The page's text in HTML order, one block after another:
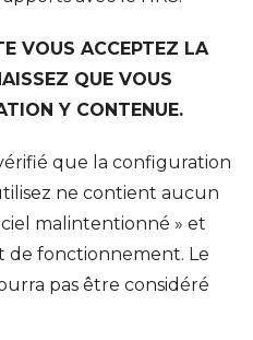
VOUS ACCEPTEZ LA
QUE VOUS
Y CONTENUE.
que la configuration
ne contient aucun
malintentionné » et
de fonctionnement. Le
pas être considéré